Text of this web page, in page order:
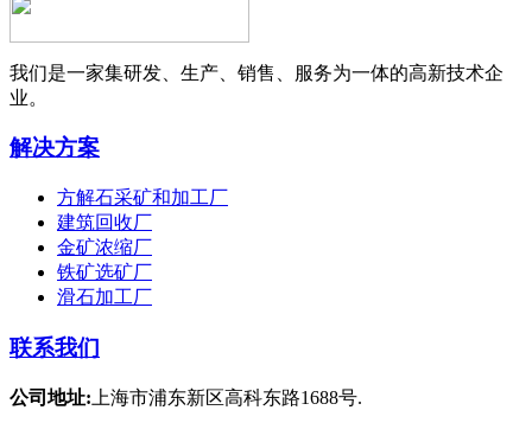
我们是一家集研发、生产、销售、服务为一体的高新技术企
业。
解决方案
方解石采矿和加工厂
建筑回收厂
金矿浓缩厂
铁矿选矿厂
滑石加工厂
联系我们
公司地址: 上海市浦东新区高科东路1688号.